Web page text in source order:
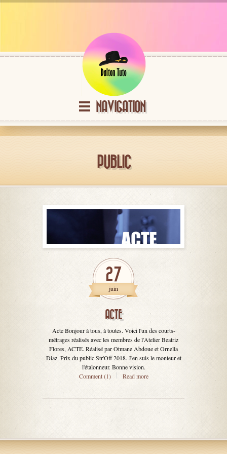
NAVIGATION
PUBLIC
27
juin
ACTE
Acte Bonjour à tous, à toutes. Voici l'un des courts-
métrages réalisés avec les membres de l'Atelier Beatriz
Flores, ACTE. Réalisé par Otmane Abdoue et Ornella
Diaz. Prix du public Str'Off 2018. J'en suis le monteur et
l'étalonneur. Bonne vision.
Comment (1)
Read more